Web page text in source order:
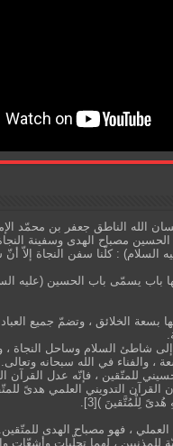
الله الناطق جعفر بن محمّد
مصباح الهدى وسفينة
السلام) : كلّنا سفن النجاة إلاّ
باب يسمّى باب الحسين (عليه
بسعة الخلائق ، وتضمّ جميع
شاطئ السلام وساحل النجاة ،
، والفناء في الله سبحانه وتعالى.
للمتّقين ، فإنّه عدل القرآن
القرآن التدويني العلمي هدىً
لِلْمُتَّقينَ )[3].
، فهو مصباح الهدى للمتّقين.
للمذنبين ، لهما تجلّيات وأشعّات